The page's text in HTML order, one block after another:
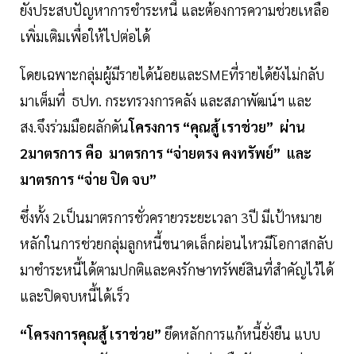
ยังประสบปัญหาการชำระหนี้ และต้องการความช่วยเหลือ
เพิ่มเติมเพื่อให้ไปต่อได้
โดยเฉพาะกลุ่มผู้มีรายได้น้อยและSMEที่รายได้ยังไม่กลับ
มาเต็มที่ ธปท. กระทรวงการคลัง และสภาพัฒน์ฯ และ
สง.จึงร่วมมือผลักดันโครงการ “คุณสู้ เราช่วย” ผ่าน
2มาตรการ คือ มาตรการ “จ่ายตรง คงทรัพย์” และ
มาตรการ “จ่าย ปิด จบ”
ซึ่งทั้ง 2เป็นมาตรการชั่วครายวระยะเวลา 3ปี มีเป้าหมาย
หลักในการช่วยกลุ่มลูกหนี้ขนาดเล็กผ่อนไหวมีโอกาสกลับ
มาชำระหนี้ได้ตามปกติและคงรักษาทรัพย์สินที่สำคัญไว้ได้
และปิดจบหนี้ได้เร็ว
“โครงการคุณสู้ เราช่วย” ยึดหลักการแก้หนี้ยั่งยืน แบบ